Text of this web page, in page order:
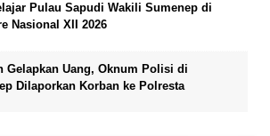
Pulau Sapudi Wakili Sumenep di
Nasional XII 2026
Gelapkan Uang, Oknum Polisi di
Dilaporkan Korban ke Polresta